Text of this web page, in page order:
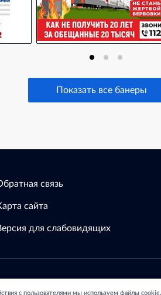
Показать все банеры
связь
сайта
для слабовидящих
с пользователями мы используем файлы